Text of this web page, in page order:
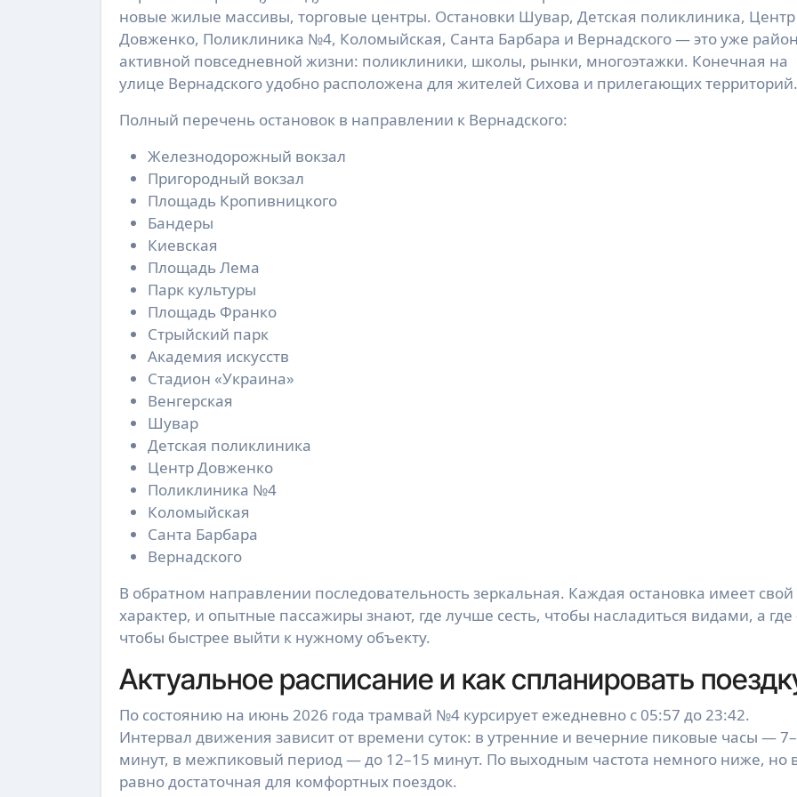
новые жилые массивы, торговые центры. Остановки Шувар, Детская поликлиника, Центр
Довженко, Поликлиника №4, Коломыйская, Санта Барбара и Вернадского — это уже
активной повседневной жизни: поликлиники, школы, рынки, многоэтажки. Конечная на
улице Вернадского удобно расположена для жителей Сихова и прилегающих территорий.
Полный перечень остановок в направлении к Вернадского:
Железнодорожный вокзал
Пригородный вокзал
Площадь Кропивницкого
Бандеры
Киевская
Площадь Лема
Парк культуры
Площадь Франко
Стрыйский парк
Академия искусств
Стадион «Украина»
Венгерская
Шувар
Детская поликлиника
Центр Довженко
Поликлиника №4
Коломыйская
Санта Барбара
Вернадского
В обратном направлении последовательность зеркальная. Каждая остановка имеет свой
характер, и опытные пассажиры знают, где лучше сесть, чтобы насладиться видами, а
чтобы быстрее выйти к нужному объекту.
Актуальное расписание и как спланировать
По состоянию на июнь 2026 года трамвай №4 курсирует ежедневно с 05:57 до 23:42.
Интервал движения зависит от времени суток: в утренние и вечерние пиковые часы —
минут, в межпиковый период — до 12–15 минут. По выходным частота немного ниже, но
равно достаточная для комфортных поездок.